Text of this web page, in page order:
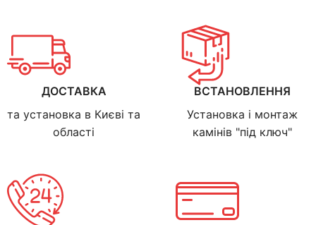
ДОСТАВКА
та установка в Києві та
області
ВСТАНОВЛЕННЯ
Установка і монтаж
камінів "під ключ"